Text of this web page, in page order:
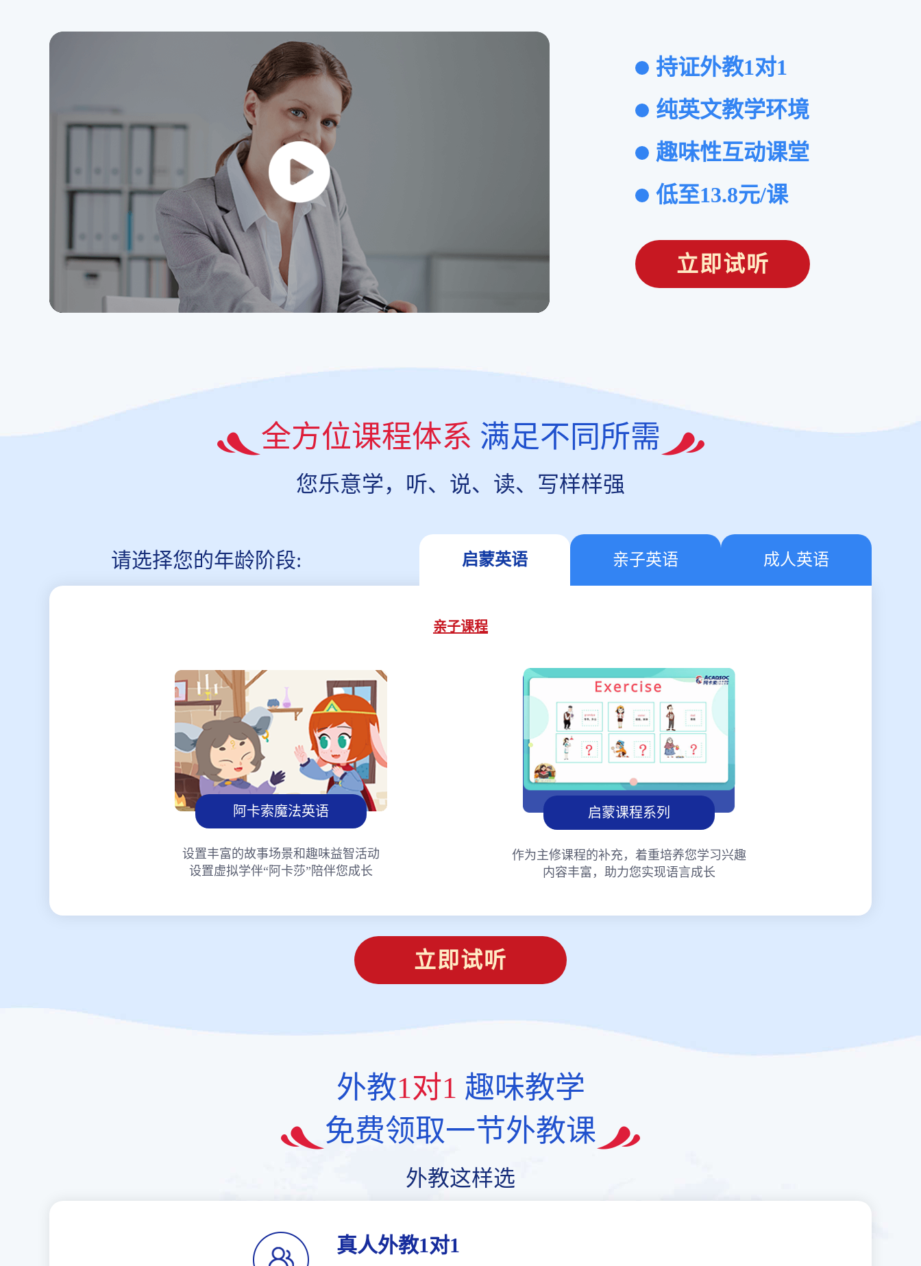
持证外教1对1
纯英文教学环境
趣味性互动课堂
低至13.8元/课
立即试听
全方位课程体系 满足不同所需
您乐意学，听、说、读、写样样强
请选择您的年龄阶段: 启蒙英语 亲子英语 成人英语
亲子课程
阿卡索魔法英语
设置丰富的故事场景和趣味益智活动
设置虚拟学伴“阿卡莎”陪伴您成长
启蒙课程系列
作为主修课程的补充，着重培养您学习兴趣
内容丰富，助力您实现语言成长
立即试听
外教1对1 趣味教学
免费领取一节外教课
外教这样选
真人外教1对1